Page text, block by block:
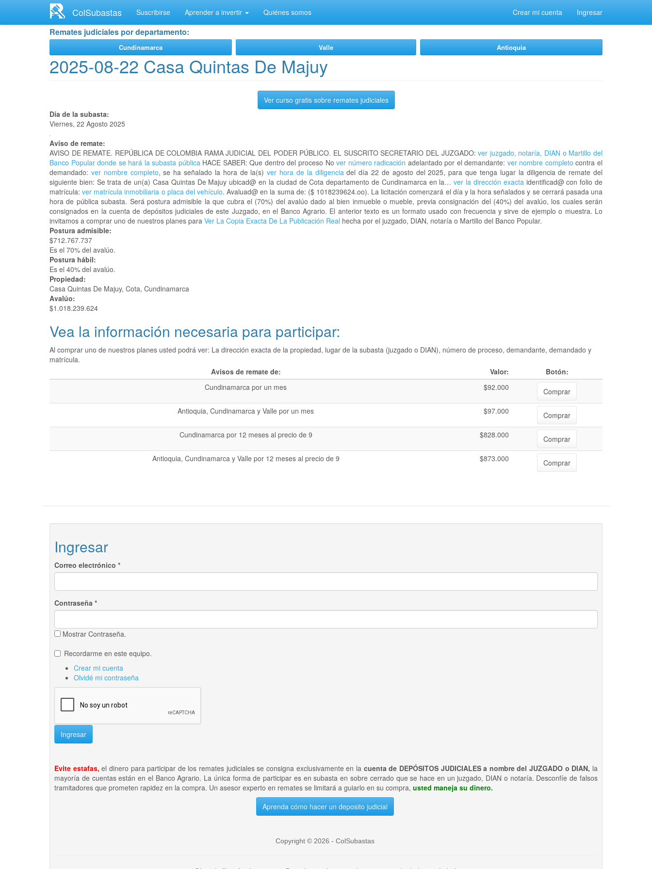
contenido
ColSubastas Suscribirse Aprender a invertir Quiénes somos Crear mi cuenta Ingresar
Remates judiciales por departamento:
Cundinamarca Valle Antioquia
2025-08-22 Casa Quintas De Majuy
Ver curso gratis sobre remates judiciales
Día de la subasta:
Viernes, 22 Agosto 2025
Aviso de remate:
AVISO DE REMATE. REPÚBLICA DE COLOMBIA RAMA JUDICIAL DEL PODER PÚBLICO. EL SUSCRITO SECRETARIO DEL JUZGADO: ver juzgado, notaría, DIAN o Martillo del
Banco Popular donde se hará la subasta públicaHACE SABER: Que dentro del proceso Nover número radicación adelantado por el demandante: ver nombre completo contra el
demandado: ver nombre completo, se ha señalado la hora de la(s)ver hora de la diligenciadel día 22 de agosto del 2025, para que tenga lugar la diligencia de remate del
siguiente bien: Se trata de un(a) Casa Quintas De Majuy ubicad@ en la ciudad de Cota departamento de Cundinamarca en la…ver la dirección exactaidentificad@ con folio de
matrícula:ver matrícula inmobiliaria o placa del vehículo. Avaluad@ en la suma de: ($ 1018239624.oo). La licitación comenzará el día y la hora señalados y se cerrará pasada una
hora de pública subasta. Será postura admisible la que cubra el (70%) del avalúo dado al bien inmueble o mueble, previa consignación del (40%) del avalúo, los cuales serán
consignados en la cuenta de depósitos judiciales de este Juzgado, en el Banco Agrario. El anterior texto es un formato usado con frecuencia y sirve de ejemplo o muestra. Lo
invitamos a comprar uno de nuestros planes para Ver La Copia Exacta De La Publicación Real hecha por el juzgado, DIAN, notaría o Martillo del Banco Popular.
Postura admisible:
$712.767.737
Es el 70% del avalúo.
Postura hábil:
Es el 40% del avalúo.
Propiedad:
Casa Quintas De Majuy, Cota, Cundinamarca
Avalúo:
$1.018.239.624
Vea la información necesaria para participar:
Al comprar uno de nuestros planes usted podrá ver: La dirección exacta de la propiedad, lugar de la subasta (juzgado o DIAN), número de proceso, demandante, demandado y
matrícula.
Avisos de remate de:
Valor:
Botón:
Cundinamarca por un mes
$92.000
Comprar
Antioquia, Cundinamarca y Valle por un mes
$97.000
Comprar
Cundinamarca por 12 meses al precio de 9
$828.000
Comprar
Antioquia, Cundinamarca y Valle por 12 meses al precio de 9
$873.000 Comprar
Ingresar
Correo electrónico *
Contraseña *
Mostrar Contraseña.
Recordarme en este equipo.
Crear mi cuenta
Olvidé mi contraseña
Ingresar
Evite estafas, el dinero para participar de los remates judiciales se consigna exclusivamente en lacuenta de DEPÓSITOS JUDICIALES a nombre del JUZGADO o DIAN, la
mayoría de cuentas están en el Banco Agrario. La única forma de participar es en subasta en sobre cerrado que se hace en un juzgado, DIAN o notaría. Desconfíe de falsos
tramitadores que prometen rapidez en la compra. Un asesor experto en remates se limitará a guiarlo en su compra, usted maneja su dinero.
Aprenda cómo hacer un deposito judicial
Copyright © 2026 - ColSubastas